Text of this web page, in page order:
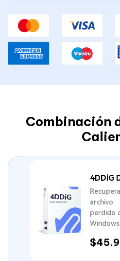
Combinación
4DDiG
archivo
perdido